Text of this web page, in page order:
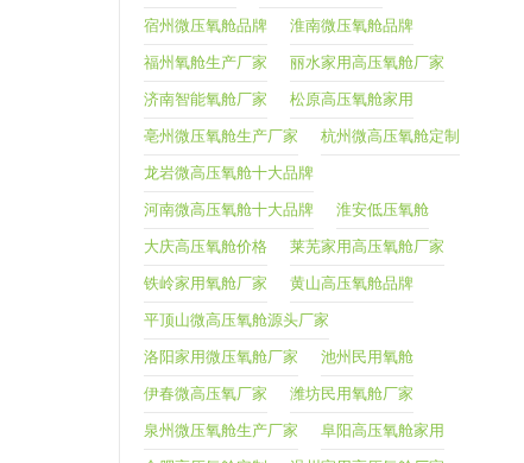
宿州微压氧舱品牌 淮南微压氧舱品牌
福州氧舱生产厂家 丽水家用高压氧舱厂家
济南智能氧舱厂家 松原高压氧舱家用
亳州微压氧舱生产厂家 杭州微高压氧舱定制
龙岩微高压氧舱十大品牌
河南微高压氧舱十大品牌 淮安低压氧舱
大庆高压氧舱价格 莱芜家用高压氧舱厂家
铁岭家用氧舱厂家 黄山高压氧舱品牌
平顶山微高压氧舱源头厂家
洛阳家用微压氧舱厂家 池州民用氧舱
伊春微高压氧厂家 潍坊民用氧舱厂家
泉州微压氧舱生产厂家 阜阳高压氧舱家用